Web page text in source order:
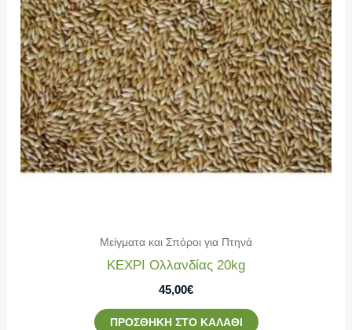
Μείγματα και Σπόροι για Πτηνά
ΚΕΧΡΙ Ολλανδίας 20kg
45,00€
ΠΡΟΣΘΉΚΗ ΣΤΟ ΚΑΛΆΘΙ